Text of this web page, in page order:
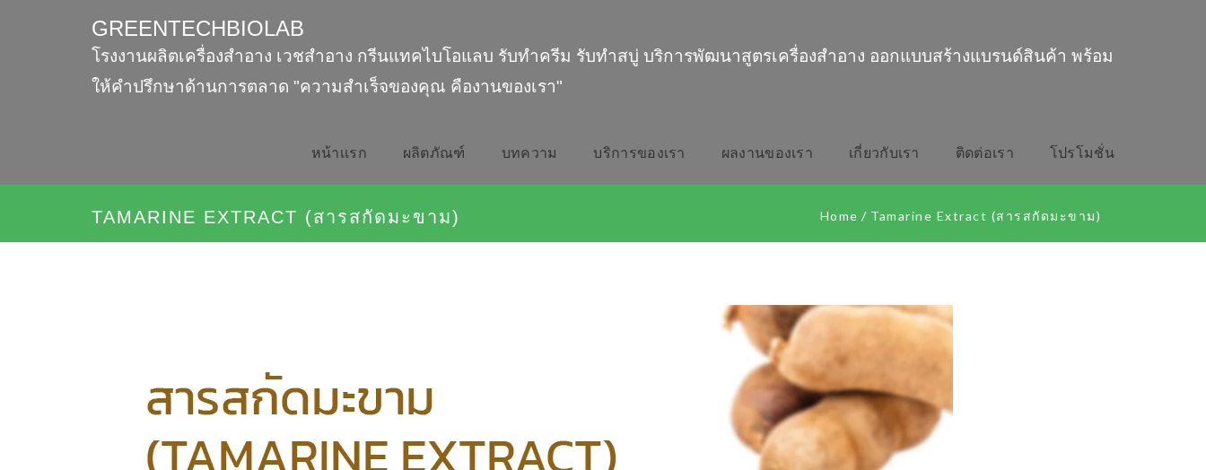
GREENTECHBIOLAB
โรงงานผลิตเครื่องสำอาง เวชสำอาง กรีนแทคไบโอแลบ รับทำครีม รับทำสบู่ บริการพัฒนาสูตรเครื่องสำอาง ออกแบบสร้างแบรนด์สินค้า พร้อม
ให้คำปรึกษาด้านการตลาด "ความสำเร็จของคุณ คืองานของเรา"
หน้าเเรก ผลิตภัณฑ์ บทความ บริการของเรา ผลงานของเรา เกี่ยวกับเรา ติดต่อเรา โปรโมชั่น
TAMARINE EXTRACT (สารสกัดมะขาม) Home / Tamarine Extract (สารสกัดมะขาม)